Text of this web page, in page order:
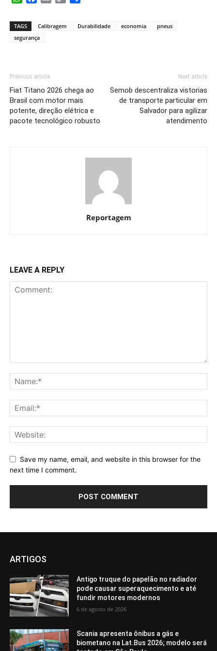
TAGS Calibragem Durabilidade economia
pneus
segurança
Previous article
Fiat Titano 2026 chega ao
Brasil com motor mais
potente, direção elétrica e
pacote tecnológico robusto
Next article
Semob descentraliza vistorias
de transporte particular em
Salvador para agilizar
atendimento
Reportagem
LEAVE A REPLY
Save my name, email, and website in this browser for the
next time I comment.
ARTIGOS
Antigo truque do papelão no radiador
pode causar superaquecimento e até
fundir motores modernos
6 de agosto de 2026
Scania apresenta ônibus a gás e
biometano na Lat.Bus 2026; modelo será